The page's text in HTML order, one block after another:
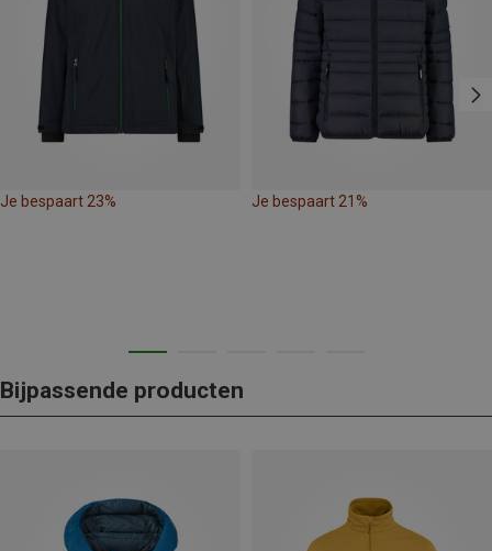
Je bespaart 23% Je bespaart 21%
Bijpassende producten